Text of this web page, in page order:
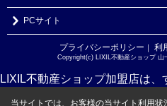
PCサイト
プライバシーポリシー ｜ 利
Copyright(c) LIXIL不動産ショップ 山
LIXIL不動産ショップ加盟店は、
当サイトでは、お客様の当サイト利用